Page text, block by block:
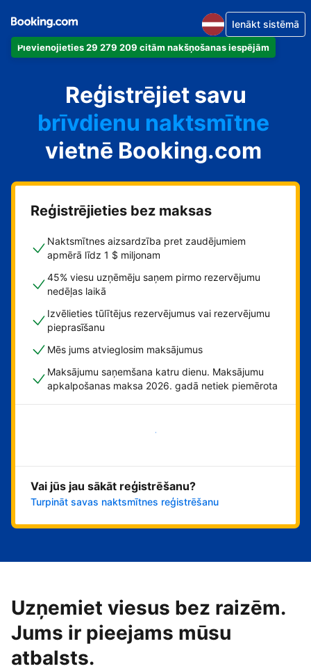
Pievienojieties 29 279 209 citām nakšņošanas iespējām
Ienākt sistēmā
Reģistrējiet savu
dzīvokli
viesnīcu
brīvdienu naktsmītne
viesu namu
pansiju
vietnē Booking.com
Reģistrējieties bez maksas
Naktsmītnes aizsardzība pret zaudējumiem
apmērā līdz 1 $ miljonam
45% viesu uzņēmēju saņem pirmo rezervējumu
nedēļas laikā
Izvēlieties tūlītējus rezervējumus vai rezervējumu
pieprasīšanu
Mēs jums atvieglosim maksājumus
Maksājumu saņemšana katru dienu. Maksājumu
apkalpošanas maksa 2026. gadā netiek piemērota
Sāciet tūlīt!
Vai jūs jau sākāt reģistrēšanu?
Turpināt savas naktsmītnes reģistrēšanu
Uzņemiet viesus bez raizēm.
Jums ir pieejams mūsu
atbalsts.